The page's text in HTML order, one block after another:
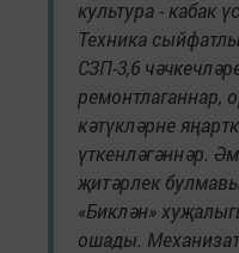
культура - кабак
Техника
СЗП-3,6
ремонтлаганнар,
кәтүкләрне
үткенләгәннәр.
җитәрлек
«Биклән»
ошады.